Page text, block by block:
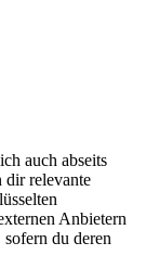
auch abseits
dir relevante
Anbietern
du deren